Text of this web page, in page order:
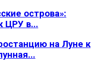
острова»:
ЦРУ в...
на Луне к